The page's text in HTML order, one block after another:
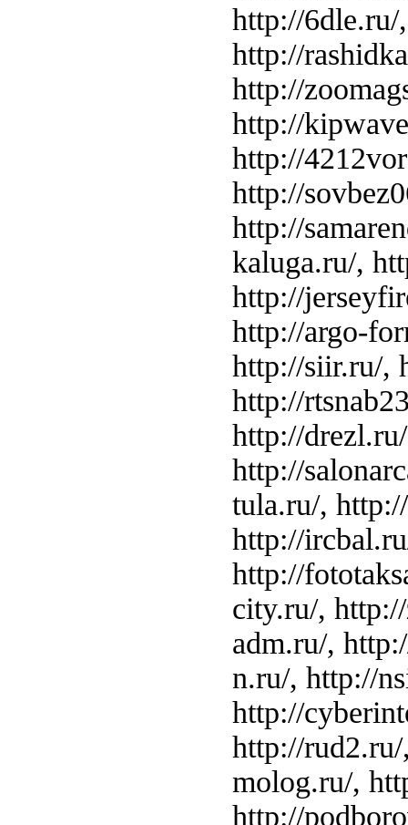
http://
http://
http://
http://
http://
http://
http://
kaluga.ru/,
http://
http://argo-
http://siir.ru/,
http://
http://
http://
tula.ru/,
http://
http://
city.ru/,
adm.ru/,
n.ru/, http://
http://
http://
molog.ru/,
http://